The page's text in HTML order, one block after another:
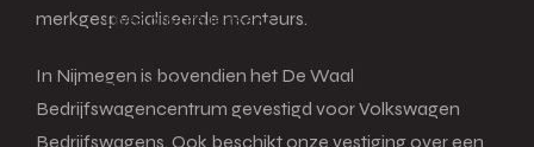
Over private lease
Zakelijk lease
Menu
merkgespecialiseerde monteurs.
In Nijmegen is bovendien het De Waal
Bedrijfswagencentrum gevestigd voor Volkswagen
Bedrijfswagens. Ook beschikt onze vestiging over een